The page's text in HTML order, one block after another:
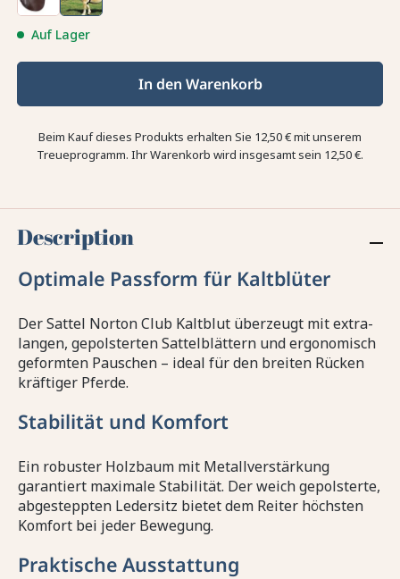
Auf Lager
In den Warenkorb
Beim Kauf dieses Produkts erhalten Sie 12,50 €mit unserem
Treueprogramm. Ihr Warenkorb wird insgesamt sein 12,50 €.
Description
Optimale Passform für Kaltblüter
Der Sattel Norton Club Kaltblut überzeugt mit extra-
langen, gepolsterten Sattelblättern und ergonomisch
geformten Pauschen – ideal für den breiten Rücken
kräftiger Pferde.
Stabilität und Komfort
Ein robuster Holzbaum mit Metallverstärkung
garantiert maximale Stabilität. Der weich gepolsterte,
abgesteppten Ledersitz bietet dem Reiter höchsten
Komfort bei jeder Bewegung.
Praktische Ausstattung